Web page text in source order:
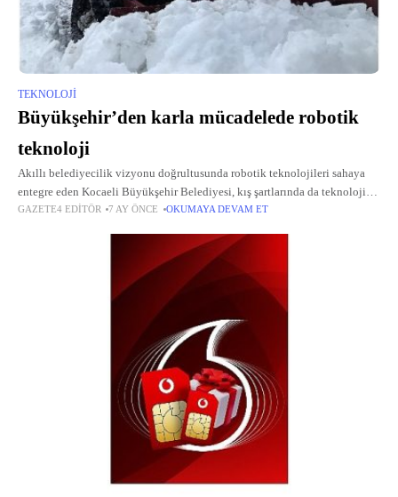
TEKNOLOJI
Büyükşehir’den karla mücadelede robotik
teknoloji
Akıllı belediyecilik vizyonu doğrultusunda robotik teknolojileri sahaya
entegre eden Kocaeli Büyükşehir Belediyesi, kış şartlarında da teknolojik
çözümler üretmeye devam ediyor.
GAZETE4 EDITÖR 7 AY ÖNCE OKUMAYA DEVAM ET